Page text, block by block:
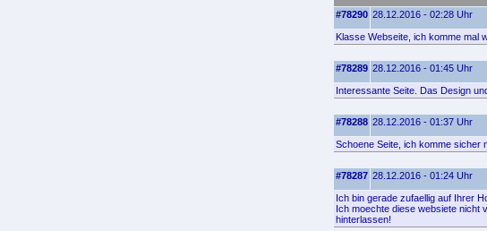
#78290 28.12.2016 - 02:28 Uhr
Klasse Webseite, ich komme mal
#78289 28.12.2016 - 01:45 Uhr
Interessante Seite. Das Design
#78288 28.12.2016 - 01:37 Uhr
Schoene Seite, ich komme sicher
#78287 28.12.2016 - 01:24 Uhr
Ich bin gerade zufaellig auf Ihrer
Ich moechte diese websiete nicht
hinterlassen!